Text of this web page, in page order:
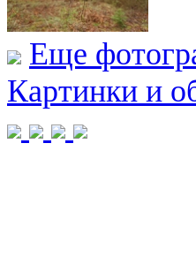
Еще
Картинки и